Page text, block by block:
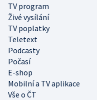
TV program
Živé vysílání
TV poplatky
Teletext
Podcasty
Počasí
E-shop
Mobilní a TV aplikace
Vše o ČT